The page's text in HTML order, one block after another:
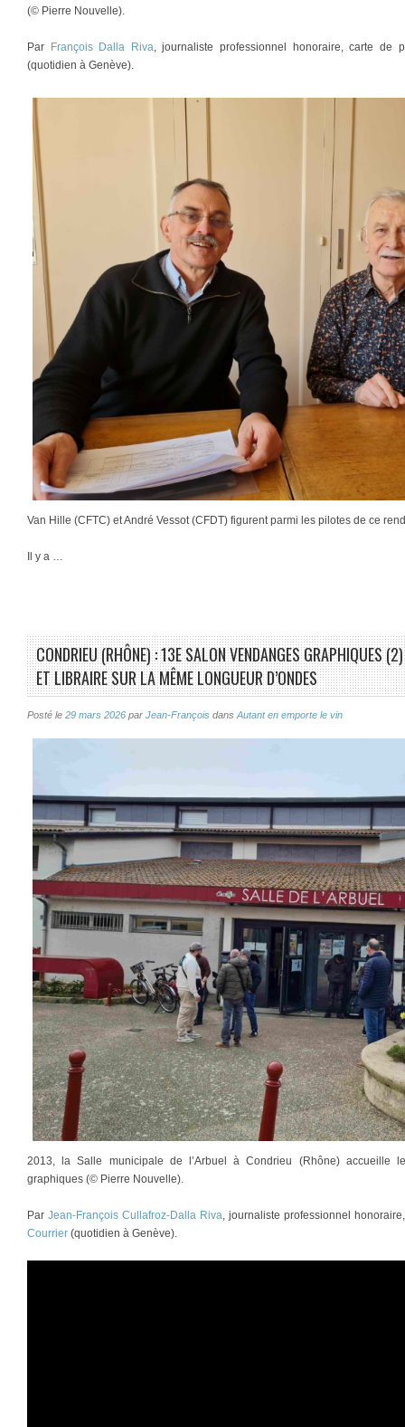
(© Pierre Nouvelle).
Par François Dalla Riva, journaliste professionnel honoraire, carte de
(quotidien à Genève).
Van Hille (CFTC) et André Vessot (CFDT) figurent parmi les pilotes de ce
Il y a …
CONDRIEU (RHÔNE) : 13E SALON VENDANGES GRAPHIQUES
ET LIBRAIRE SUR LA MÊME LONGUEUR D’ONDES
Posté le 29 mars 2026 par Jean-François dans Autant en emporte le vin
2013, la Salle municipale de l’Arbuel à Condrieu (Rhône) accueille
graphiques (© Pierre Nouvelle).
Par Jean-François Cullafroz-Dalla Riva, journaliste professionnel
Courrier (quotidien à Genève).